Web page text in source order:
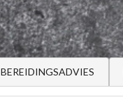
BEREIDINGSADVIES